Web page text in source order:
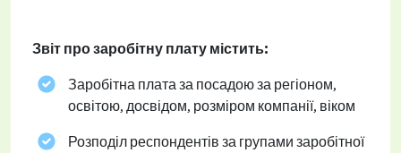
Звіт про заробітну плату містить:
Заробітна плата за посадою за регіоном,
освітою, досвідом, розміром компанії, віком
Розподіл респондентів за групами заробітної